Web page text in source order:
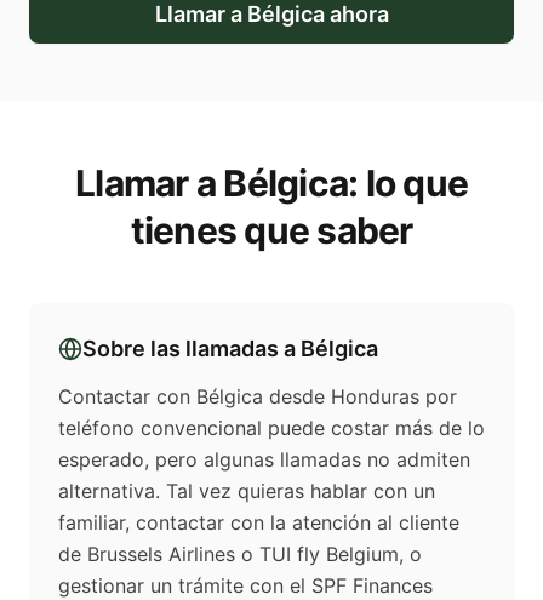
Llamar a Bélgicaahora
Llamar aBélgica: lo que
tienes que saber
Sobre las llamadas a Bélgica
Contactar con Bélgica desde Honduras por
teléfono convencional puede costar más de lo
esperado, pero algunas llamadas no admiten
alternativa. Tal vez quieras hablar con un
familiar, contactar con la atención al cliente
de Brussels Airlines o TUI fly Belgium, o
gestionar un trámite con el SPF Finances